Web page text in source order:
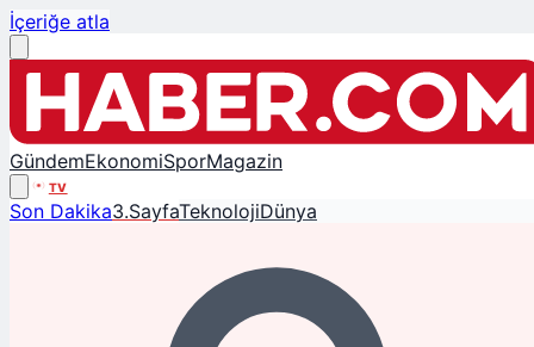
İçeriğe atla
GündemEkonomiSporMagazin
TV
Son Dakika3.SayfaTeknolojiDünya